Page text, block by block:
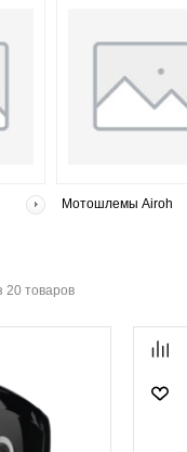
Мотошлемы Airoh
20 товаров